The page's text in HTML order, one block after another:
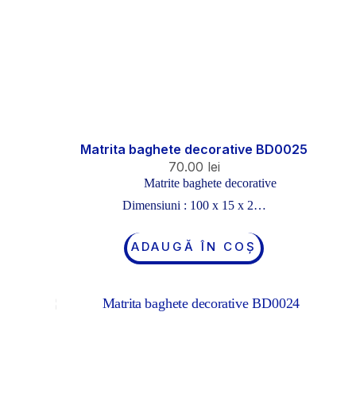
Matrita baghete decorative BD0025
70.00 lei
Matrite baghete decorative
Dimensiuni : 100 x 15 x 2…
ADAUGĂ ÎN COȘ